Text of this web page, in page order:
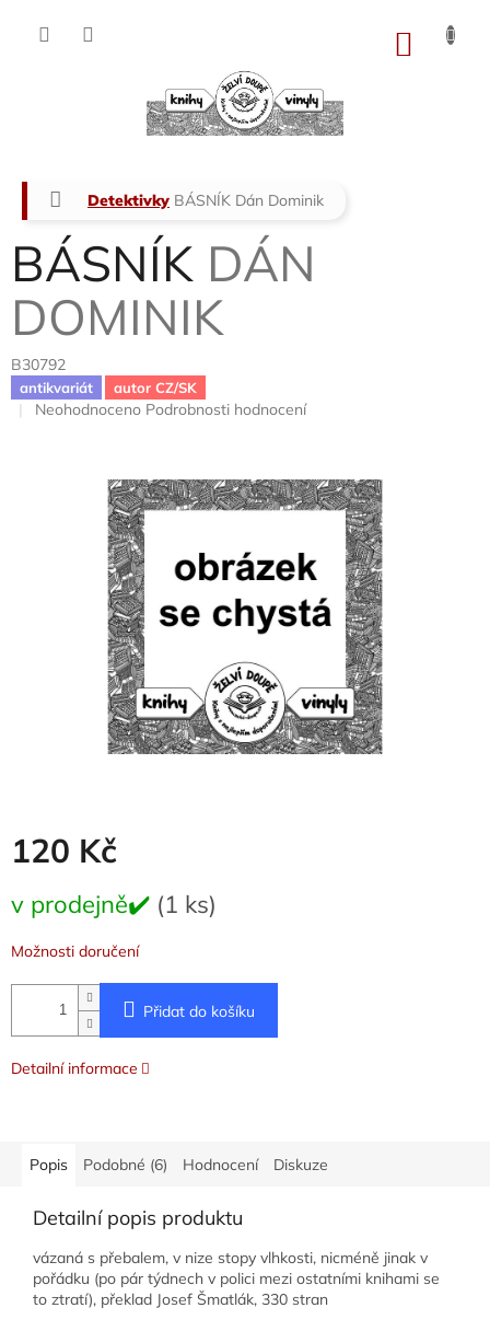
Domů
Detektivky BÁSNÍK Dán Dominik
BÁSNÍK DÁN
DOMINIK
B30792
antikvariát autor CZ/SK
Průměrné
Neohodnoceno Podrobnosti hodnocení
120 Kč
cena:
v prodejně✔️ (1 ks)
Možnosti doručení
Přidat do košíku
Detailní informace
Popis Podobné (6) Hodnocení Diskuze
Detailní popis produktu
vázaná s přebalem, v nize stopy vlhkosti, nicméně jinak v
pořádku (po pár týdnech v polici mezi ostatními knihami se
to ztratí), překlad Josef Šmatlák, 330 stran